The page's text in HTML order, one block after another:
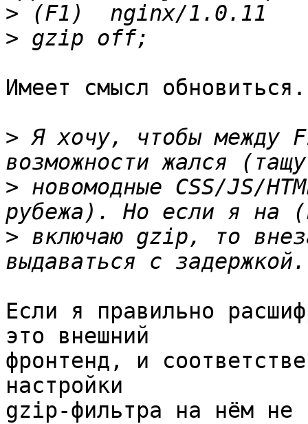
>
>
Имеет смысл обновиться.
> Я хочу, чтобы между
> новомодные CSS/JS/
> включаю gzip, то
Если я правильно
это внешний
фронтенд, и
настройки
gzip-фильтра на нём